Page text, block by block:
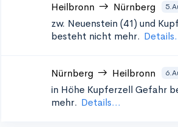
Heilbronn Nürnberg
zw. Neuenstein (41) und
besteht nicht mehr.
Nürnberg Heilbronn
in Höhe Kupferzell Gefahr
mehr. Details...